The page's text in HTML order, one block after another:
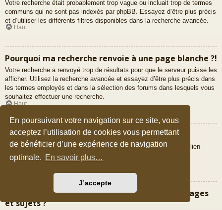
En poursuivant votre navigation sur ce site, vous
acceptez l’utilisation de cookies vous permettant
de bénéficier d’une expérience de navigation
optimale. En savoir plus…
J’accepte
Votre recherche était probablement trop vague ou incluait trop de termes
communs qui ne sont pas indexés par phpBB. Essayez d’être plus précis
et d’utiliser les différents filtres disponibles dans la recherche avancée.
Haut
Pourquoi ma recherche renvoie à une page blanche ?!
Votre recherche a renvoyé trop de résultats pour que le serveur puisse les
afficher. Utilisez la recherche avancée et essayez d’être plus précis dans
les termes employés et dans la sélection des forums dans lesquels vous
souhaitez effectuer une recherche.
Haut
Comment puis-je rechercher des membres ?
Veuillez vous rendre sur la liste des membres puis cliquer sur le lien
« Trouver un membre ».
Haut
Comment puis-je retrouver mes propres messages
et sujets ?